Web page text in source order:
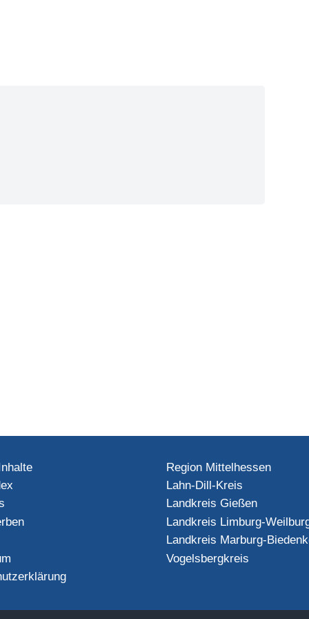
Region Mittelhessen
Lahn-Dill-Kreis
Landkreis Gießen
Landkreis Limburg-
Landkreis Marburg-
Vogelsbergkreis